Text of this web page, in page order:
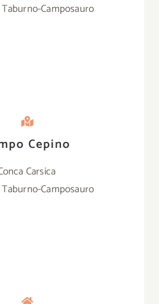
Camposauro
Cepino
Carsica
Camposauro